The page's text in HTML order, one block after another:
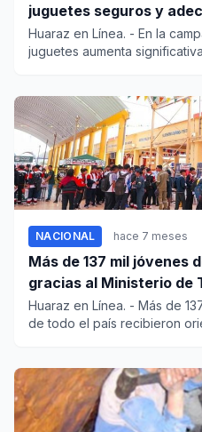
juguetes seguros y
Huaraz en Línea. - En la
juguetes aumenta
NACIONAL hace 7 meses
Más de 137 mil jóvenes
gracias al Ministerio de
Huaraz en Línea. - Más de
de todo el país recibieron